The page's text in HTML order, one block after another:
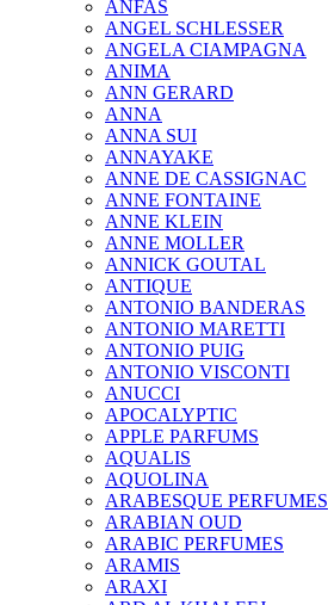
ANFAS
ANGEL SCHLESSER
ANGELA CIAMPAGNA
ANIMA
ANN GERARD
ANNA
ANNA SUI
ANNAYAKE
ANNE DE CASSIGNAC
ANNE FONTAINE
ANNE KLEIN
ANNE MOLLER
ANNICK GOUTAL
ANTIQUE
ANTONIO BANDERAS
ANTONIO MARETTI
ANTONIO PUIG
ANTONIO VISCONTI
ANUCCI
APOCALYPTIC
APPLE PARFUMS
AQUALIS
AQUOLINA
ARABESQUE PERFUMES
ARABIAN OUD
ARABIC PERFUMES
ARAMIS
ARAXI